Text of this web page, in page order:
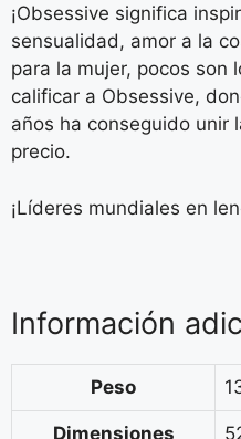
¡Obsessive significa
sensualidad, amor a la
para la mujer, pocos son
calificar a Obsessive,
años ha conseguido unir
precio.
¡Líderes mundiales en
Información
Peso
Dimensiones